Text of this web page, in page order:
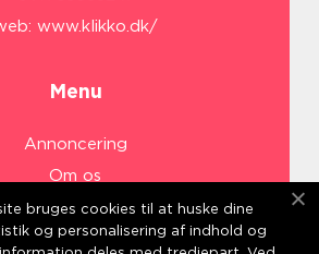
www.klikko.dk/
Menu
Annoncering
Om os
Cookies
Kontakt os
bruges cookies til at huske dine
og personalisering af indhold og